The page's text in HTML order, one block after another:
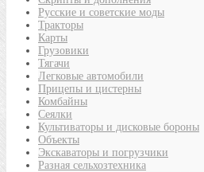
Русские и советские моды
Тракторы
Карты
Грузовики
Тягачи
Легковые автомобили
Прицепы и цистерны
Комбайны
Сеялки
Культиваторы и дисковые бороны
Объекты
Экскаваторы и погрузчики
Разная сельхозтехника